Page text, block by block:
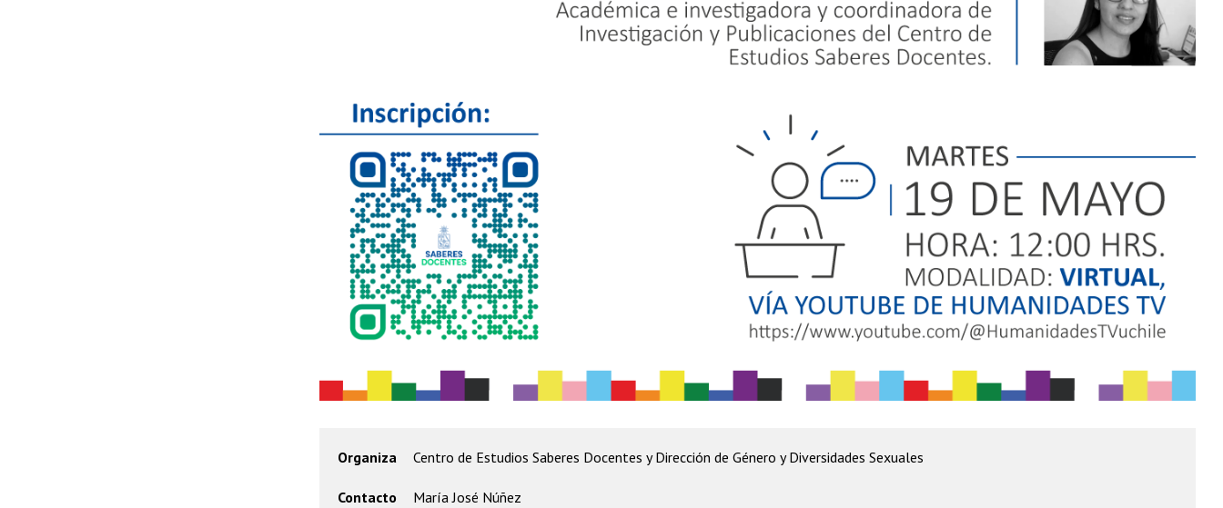
Organiza Centro de Estudios Saberes Docentes y Dirección de Género y Diversidades Sexuales
Contacto
María José Núñez